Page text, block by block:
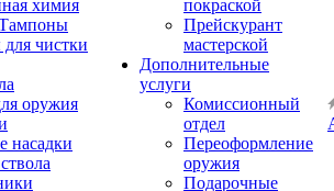
химия
чистки
оружия
насадки
покраской
Прейскурант
мастерской
Дополнительные
услуги
Комиссионный
отдел
Переоформление
оружия
Подарочные